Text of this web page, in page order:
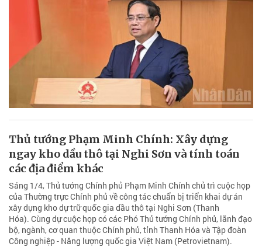
Thủ tướng Phạm Minh Chính: Xây dựng
ngay kho dầu thô tại Nghi Sơn và tính toán
các địa điểm khác
Sáng 1/4, Thủ tướng Chính phủ Phạm Minh Chính chủ trì cuộc họp
của Thường trực Chính phủ về công tác chuẩn bị triển khai dự án
xây dựng kho dự trữ quốc gia dầu thô tại Nghi Sơn (Thanh
Hóa). Cùng dự cuộc họp có các Phó Thủ tướng Chính phủ, lãnh đạo
bộ, ngành, cơ quan thuộc Chính phủ, tỉnh Thanh Hóa và Tập đoàn
Công nghiệp - Năng lượng quốc gia Việt Nam (Petrovietnam).